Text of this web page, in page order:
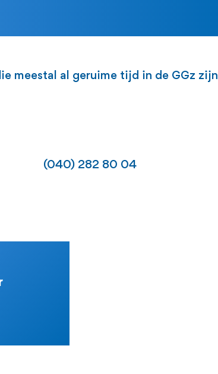
meestal al geruime tijd in de GGz zijn
(040) 282 80 04